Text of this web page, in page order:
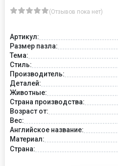
(Отзывов пока нет)
Артикул:
Размер пазла:
Тема:
Стиль:
Производитель:
Деталей:
Животные:
Страна производства:
Возраст от:
Вес:
Английское название:
Материал:
Страна: